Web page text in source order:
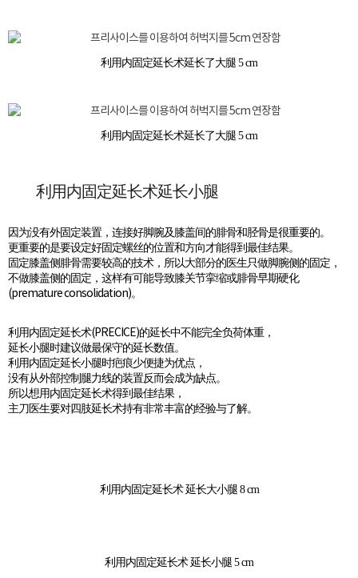
利用内固定延长术延长了大腿 5 cm
利用内固定延长术延长了大腿 5 cm
利用内固定延长术延长小腿
因为没有外固定装置，连接好脚腕及膝盖间的腓骨和胫骨是很重要的。
更重要的是要设定好固定螺丝的位置和方向才能得到最佳结果。
固定膝盖侧腓骨需要较高的技术，所以大部分的医生只做脚腕侧的固定，
不做膝盖侧的固定，这样有可能导致膝关节挛缩或腓骨早期硬化
(premature consolidation)。
利用内固定延长术(PRECICE)的延长中不能完全负荷体重，
延长小腿时建议做最保守的延长数值。
利用内固定延长小腿时疤痕少便捷为优点，
没有从外部控制腿力线的装置反而会成为缺点。
所以想用内固定延长术得到最佳结果，
主刀医生要对四肢延长术持有非常丰富的经验与了解。
利用内固定延长术 延长大小腿 8 cm
利用内固定延长术 延长小腿 5 cm